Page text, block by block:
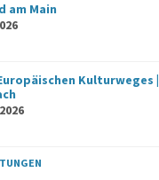
am Main
Kulturweges |